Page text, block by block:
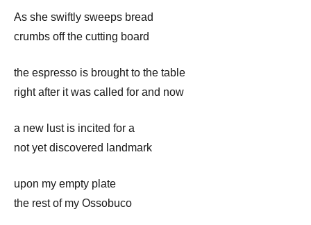
As she swiftly sweeps bread
crumbs off the cutting board
the espresso is brought to the table
right after it was called for and now
a new lust is incited for a
not yet discovered landmark
upon my empty plate
the rest of my Ossobuco